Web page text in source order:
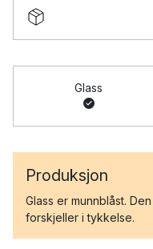
Glass
Produksjon
Glass er munnblåst.
forskjeller i tykkelse.